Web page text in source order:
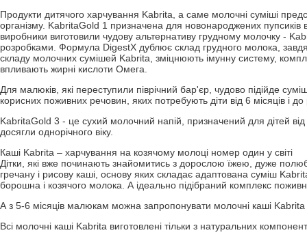
Продукти дитячого харчування Kabrita, а саме молочні суміші
організму. KabritaGold 1 призначена для новонароджених
виробники виготовили чудову альтернативу грудному молочку -
розробками. Формула DigestX дублює склад грудного молока,
складу молочних сумішей Kabrita, зміцнюють імунну систему,
впливають жирні кислоти Омега.
Для малюків, які переступили піврічний бар'єр, чудово підійде
корисних поживних речовин, яких потребують діти від 6 місяців і до
KabritaGold 3 - це сухий молочний напій, призначений для дітей від
досягли однорічного віку.
Каші Kabrita – харчування на козячому молоці номер один у світі
Дітки, які вже починають знайомитись з дорослою їжею, дуже
гречану і рисову каші, основу яких складає адаптована суміш
борошна і козячого молока. А ідеально підібраний комплекс
А з 5-6 місяців малюкам можна запропонувати молочні каші
Всі молочні каші Kabrita виготовлені тільки з натуральних